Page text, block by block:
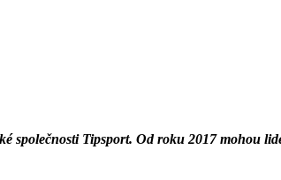
společnosti Tipsport. Od roku 2017 mohou